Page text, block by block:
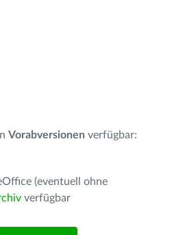
Vorabversionen verfügbar:
(eventuell ohne
verfügbar